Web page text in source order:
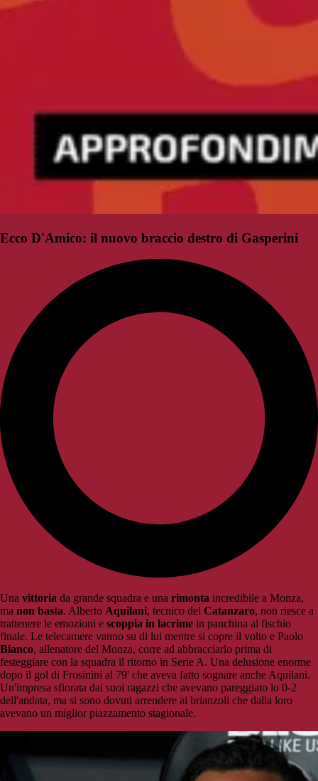
Ecco D'Amico: il nuovo braccio destro di Gasperini
Una vittoria da grande squadra e una rimonta incredibile a Monza,
ma non basta. Alberto Aquilani, tecnico del Catanzaro, non riesce a
trattenere le emozioni e scoppia in lacrime in panchina al fischio
finale. Le telecamere vanno su di lui mentre si copre il volto e Paolo
Bianco, allenatore del Monza, corre ad abbracciarlo prima di
festeggiare con la squadra il ritorno in Serie A. Una delusione enorme
dopo il gol di Frosinini al 79' che aveva fatto sognare anche Aquilani.
Un'impresa sfiorata dai suoi ragazzi che avevano pareggiato lo 0-2
dell'andata, ma si sono dovuti arrendere ai brianzoli che dalla loro
avevano un miglior piazzamento stagionale.